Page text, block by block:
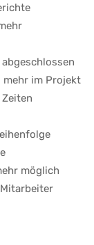
mehr im Projekt
möglich